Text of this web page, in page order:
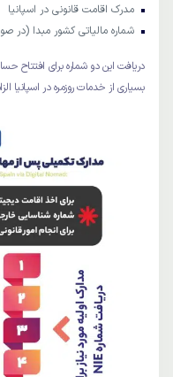
مدرک اقامت قانونی در اسپانیا
شماره مالیاتی کشور مبدا (در
دریافت این دو شماره برای افتتاح
بسیاری از خدمات روزمره در اسپانیا